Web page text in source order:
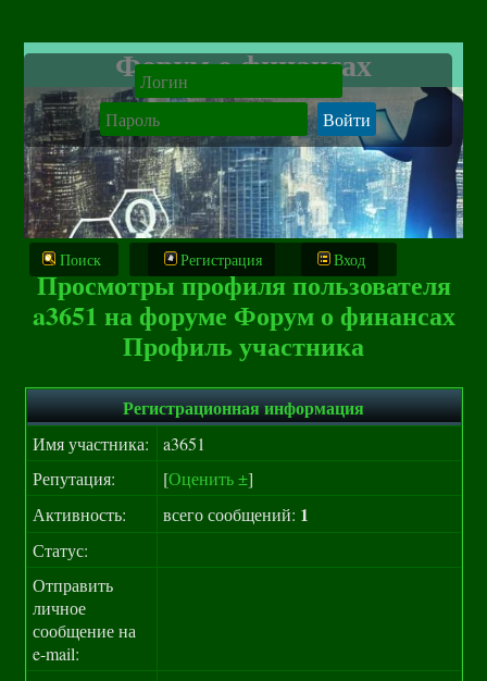
Форум о финансах
Поиск Регистрация Вход
Просмотры профиля пользователя
a3651 на форуме Форум о финансах
Профиль участника
Регистрационная информация
Имя участника:
a3651
Репутация:
[Оценить ±]
Активность:
всего сообщений: 1
Статус:
Отправить
личное
сообщение на
e-mail: